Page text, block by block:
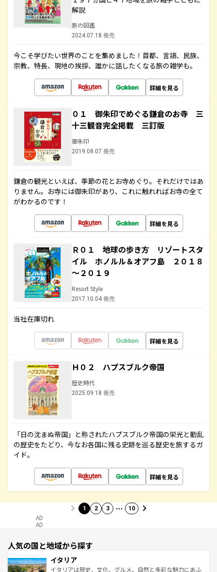
解説
旅の図鑑
2024.07.18 発売
今こそ学びたい世界のことを集めました！首都、言語、民族、
宗教、特長、現地の挨拶、誰かに話したくなる旅の雑学も。
詳細を見る
０１ 御朱印でめぐる鎌倉のお寺 三
十三観音完全掲載 三訂版
御朱印
2019.08.07 発売
鎌倉の観光といえば、季節の花とお寺めぐり。それだけではあ
りません。お寺には御朱印があり、これに触れればお寺の全て
がわかるのです！
詳細を見る
Ｒ０１ 地球の歩き方 リゾートスタ
イル ホノルル＆オアフ島 ２０１８
～２０１９
Resort Style
2017.10.04 発売
当社在庫切れ
詳細を見る
Ｈ０２ ハプスブルク帝国
歴史時代
2025.09.18 発売
「日の沈まぬ帝国」と称されたハプスブルク帝国の栄光と動乱
の歴史をたどり、今なお各国に残る史跡を巡る歴史を旅するガ
イド。
詳細を見る
1 2 3 … 10
AD
AD
人気の国と地域から探す
イタリア
イタリアは歴史、文化、グルメ、自然と多彩な魅力にあふ